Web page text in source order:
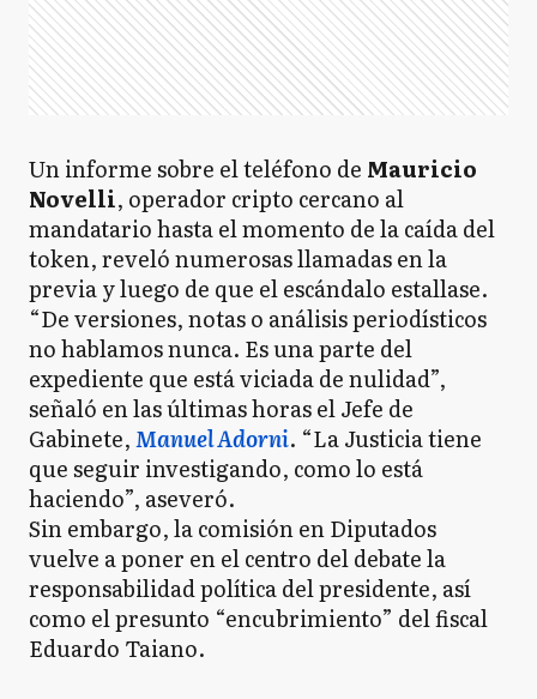
Un informe sobre el teléfono de Mauricio
Novelli, operador cripto cercano al
mandatario hasta el momento de la caída del
token, reveló numerosas llamadas en la
previa y luego de que el escándalo estallase.
“De versiones, notas o análisis periodísticos
no hablamos nunca. Es una parte del
expediente que está viciada de nulidad”,
señaló en las últimas horas el Jefe de
Gabinete,Manuel Adorni. “La Justicia tiene
que seguir investigando, como lo está
haciendo”, aseveró.
Sin embargo, la comisión en Diputados
vuelve a poner en el centro del debate la
responsabilidad política del presidente, así
como el presunto “encubrimiento” del fiscal
Eduardo Taiano.